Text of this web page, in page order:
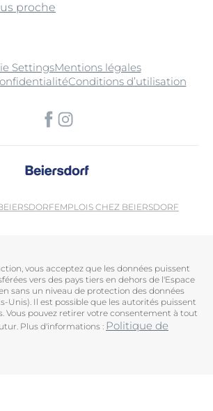
proche
SettingsMentions légales
Conditions d’utilisation
EMPLOIS CHEZ BEIERSDORF
vous acceptez que les données puissent
vers des pays tiers en dehors de l'Espace
sans un niveau de protection des données
Unis). Il est possible que les autorités puissent
Vous pouvez retirer votre consentement à tout
Plus d'informations : Politique de